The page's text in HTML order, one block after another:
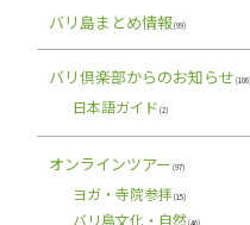
バリ島まとめ情報(99)
バリ倶楽部からのお知らせ (106)
日本語ガイド (2)
オンラインツアー (97)
ヨガ・寺院参拝 (15)
バリ島文化・自然